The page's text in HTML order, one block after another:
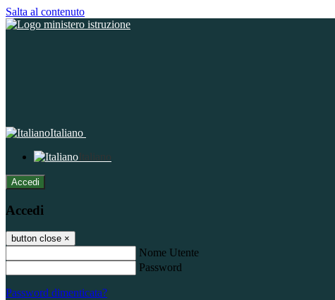
Salta al contenuto
Italiano
Italiano
Accedi
Accedi
button close ×
Nome Utente
Password
Password dimenticata?